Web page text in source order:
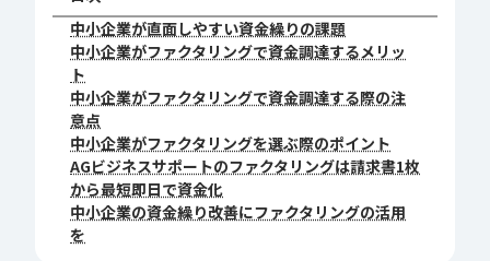
中小企業が直面しやすい資金繰りの課題
中小企業がファクタリングで資金調達するメリッ
ト
中小企業がファクタリングで資金調達する際の注
意点
中小企業がファクタリングを選ぶ際のポイント
AGビジネスサポートのファクタリングは請求書1枚
から最短即日で資金化
中小企業の資金繰り改善にファクタリングの活用
を